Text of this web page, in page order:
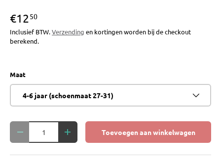
€1250
Inclusief BTW.Verzending en kortingen worden bij de checkout
berekend.
Maat
4-6 jaar (schoenmaat 27-31)
Aantal
Verlaag de hoeveelheidVerhoog de hoeveelheid
Toevoegen aan winkelwagen